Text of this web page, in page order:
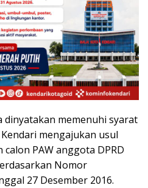
dinyatakan memenuhi syarat
mengajukan usul
PAW anggota DPRD
Nomor
27 Desember 2016.